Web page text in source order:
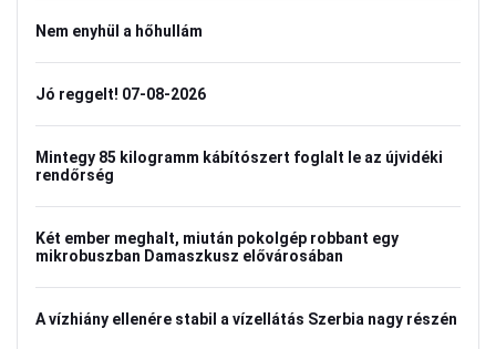
Nem enyhül a hőhullám
Jó reggelt! 07-08-2026
Mintegy 85 kilogramm kábítószert foglalt le az újvidéki
rendőrség
Két ember meghalt, miután pokolgép robbant egy
mikrobuszban Damaszkusz elővárosában
A vízhiány ellenére stabil a vízellátás Szerbia nagy részén